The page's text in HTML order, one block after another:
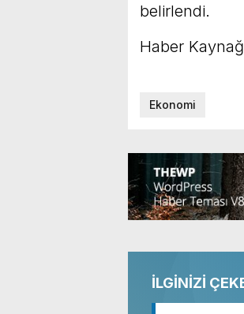
belirlendi.
Haber
Ekonomi
İLGİNİZİ